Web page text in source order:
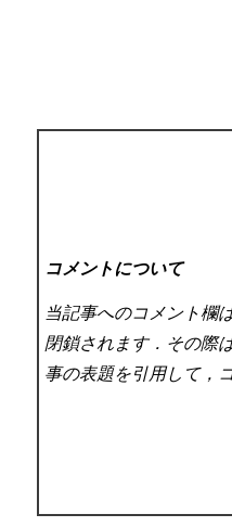
コメントについて
当記事へのコメント欄
閉鎖されます．その際
事の表題を引用して，